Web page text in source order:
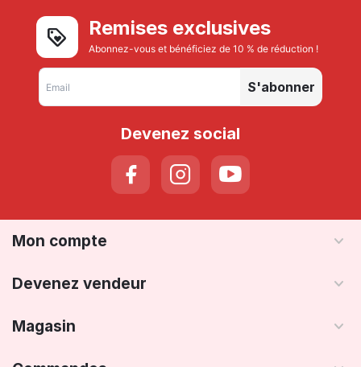
Remises exclusives
Abonnez-vous et bénéficiez de 10 % de réduction !
S'abonner
Devenez social
Mon compte
Devenez vendeur
Magasin